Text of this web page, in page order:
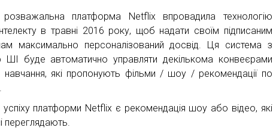
розважальна платформа Netflix впровадила технологію
в травні 2016 року, щоб надати своїм підписаним
максимально персоналізований досвід. Ця система з
ШІ буде автоматично управляти декількома конвеєрами
які пропонують фільми / шоу / рекомендації по
платформи Netflix є рекомендація шоу або відео, які
переглядають.